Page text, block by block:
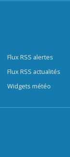
Flux RSS alertes
Flux RSS actualités
Widgets météo